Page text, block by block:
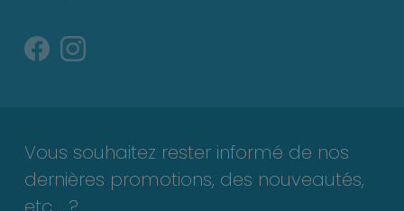
Vous souhaitez rester informé de nos
dernières promotions, des nouveautés,